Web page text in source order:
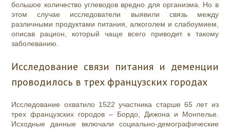
большое количество углеводов вредно для организма. Но в
этом случае исследователи выявили связь между
различными продуктами питания, алкоголем и слабоумием,
описав рацион, который чаще всего приводит к такому
заболеванию.
Исследование связи питания и деменции
проводилось в трех французских городах
Исследование охватило 1522 участника старше 65 лет из
трех французских городов – Бордо, Дижона и Монпелье.
Исходные данные включали социально-демографические